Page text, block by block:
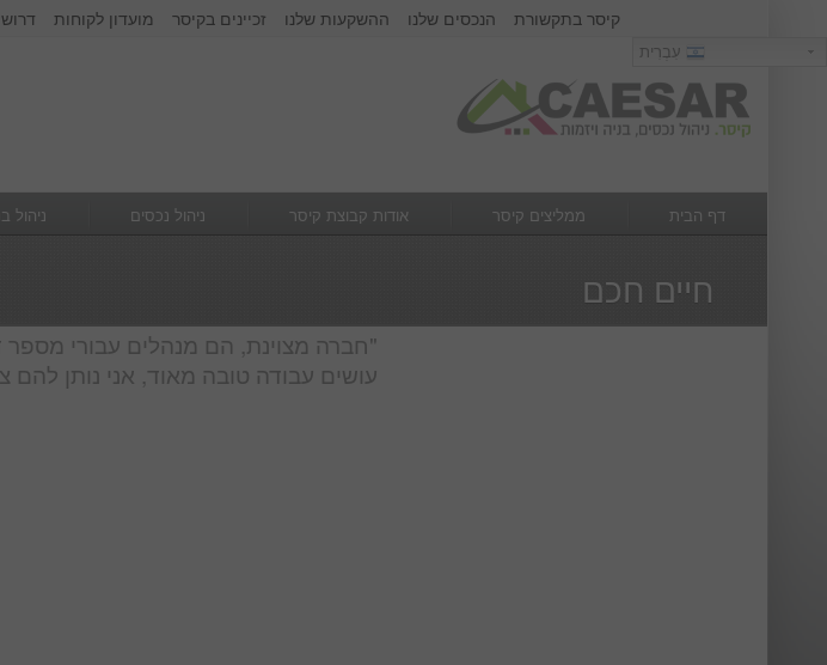
שם משתמש : סיסמא :
מועדון לקוחות זכיינים בקיסר ההשקעות שלנו הנכסים שלנו
קיסר בתקשורת
עִבְרִית
דף הבית ממליצים קיסר אודות קבוצת קיסר ניהול נכסים ניהול
חיים חכם
"חברה מצוינת, הם מנהלים עבורי
עושים עבודה טובה מאוד, אני נותן
עִבְרִית